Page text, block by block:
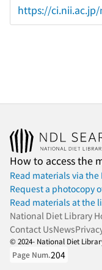
https://ci.nii.ac.jp/
How to access the
Read materials via
Request a photocopy
Read materials at the
National Diet Library
Contact UsNews
© 2024- National Diet
Page Num.204